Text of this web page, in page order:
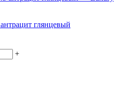
глянцевый
+